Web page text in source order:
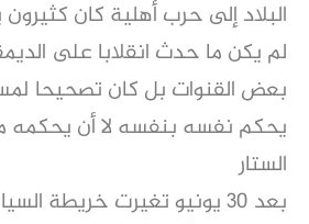
البلاد إلى حرب أهلية كان
لم يكن ما حدث انقلابا على
بعض القنوات بل كان تصحيحا
يحكم نفسه بنفسه لا أن
الستار
بعد 30 يونيو تغيرت خريطة